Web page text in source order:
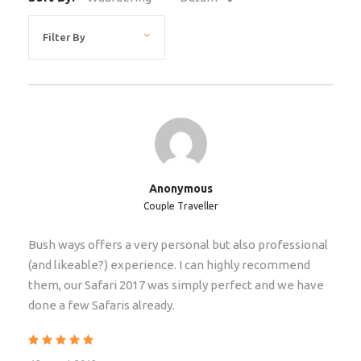
Vertrektijd
Kampeeruitrusting en benodigdheden (ruime
safari koepeltenten met schuimrubber matrassen)
Comfortabele hotelkamer in Victoria Falls
Alle transfers en activiteiten volgens het
Alle maaltijden zoals aangegeven (B – ontbijt, L –
lunch, D – diner)
Thee/Koffie
assistent
Anonymous
Couple Traveller
Bush ways offers a very personal but also professional
(and likeable?) experience. I can highly recommend
them, our Safari 2017 was simply perfect and we have
done a few Safaris already.